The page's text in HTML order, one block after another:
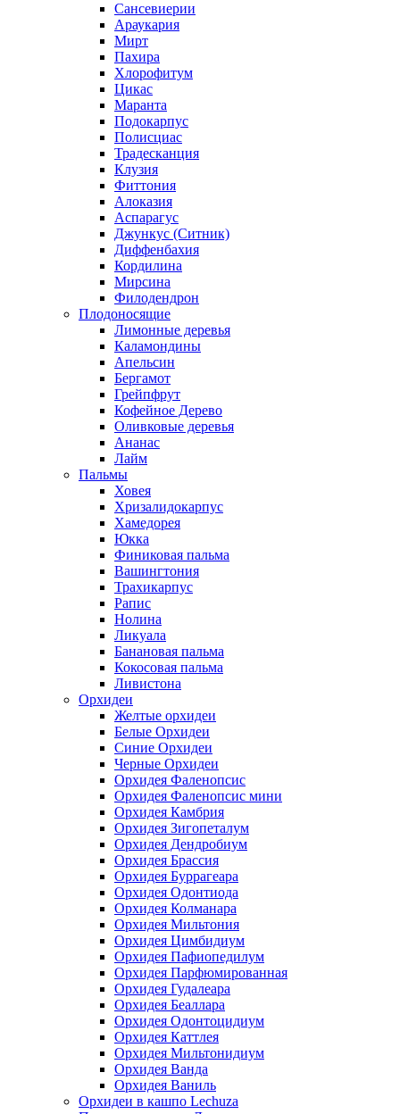
Сансевиерии
Араукария
Мирт
Пахира
Хлорофитум
Цикас
Маранта
Подокарпус
Полисциас
Традесканция
Клузия
Фиттония
Алоказия
Аспарагус
Джункус (Ситник)
Диффенбахия
Кордилина
Мирсина
Филодендрон
Плодоносящие
Лимонные деревья
Каламондины
Апельсин
Бергамот
Грейпфрут
Кофейное Дерево
Оливковые деревья
Ананас
Лайм
Пальмы
Ховея
Хризалидокарпус
Хамедорея
Юкка
Финиковая пальма
Вашингтония
Трахикарпус
Рапис
Нолина
Ликуала
Банановая пальма
Кокосовая пальма
Ливистона
Орхидеи
Желтые орхидеи
Белые Орхидеи
Синие Орхидеи
Черные Орхидеи
Орхидея Фаленопсис
Орхидея Фаленопсис мини
Орхидея Камбрия
Орхидея Зигопеталум
Орхидея Дендробиум
Орхидея Брассия
Орхидея Буррагеара
Орхидея Одонтиода
Орхидея Колманара
Орхидея Мильтония
Орхидея Цимбидиум
Орхидея Пафиопедилум
Орхидея Парфюмированная
Орхидея Гудалеара
Орхидея Беаллара
Орхидея Одонтоцидиум
Орхидея Каттлея
Орхидея Мильтонидиум
Орхидея Ванда
Орхидея Ваниль
Орхидеи в кашпо Lechuza